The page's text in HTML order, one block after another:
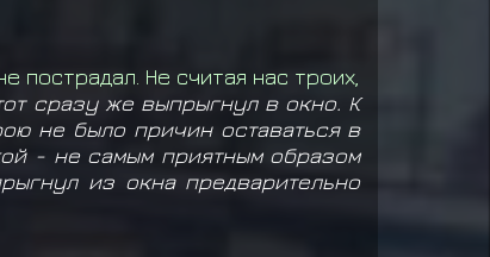
пострадал. Не считая нас троих,
сразу же выпрыгнул в окно. К
не было причин оставаться в
- не самым приятным образом
из окна предварительно